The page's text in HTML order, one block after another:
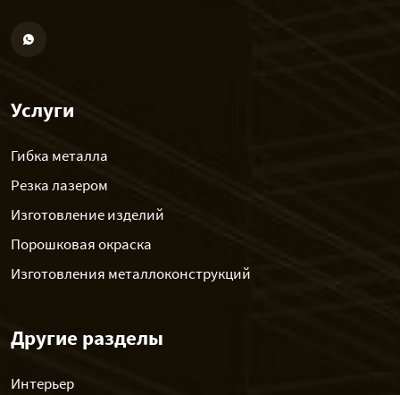
Услуги
Гибка металла
Резка лазером
Изготовление изделий
Порошковая окраска
Изготовления металлоконструкций
Другие разделы
Интерьер